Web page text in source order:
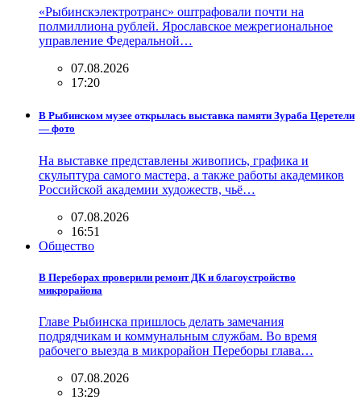
«Рыбинскэлектротранс» оштрафовали почти на
полмиллиона рублей. Ярославское межрегиональное
управление Федеральной…
07.08.2026
17:20
В Рыбинском музее открылась выставка памяти Зураба Церетели
— фото
На выставке представлены живопись, графика и
скульптура самого мастера, а также работы академиков
Российской академии художеств, чьё…
07.08.2026
16:51
Общество
В Переборах проверили ремонт ДК и благоустройство
микрорайона
Главе Рыбинска пришлось делать замечания
подрядчикам и коммунальным службам. Во время
рабочего выезда в микрорайон Переборы глава…
07.08.2026
13:29